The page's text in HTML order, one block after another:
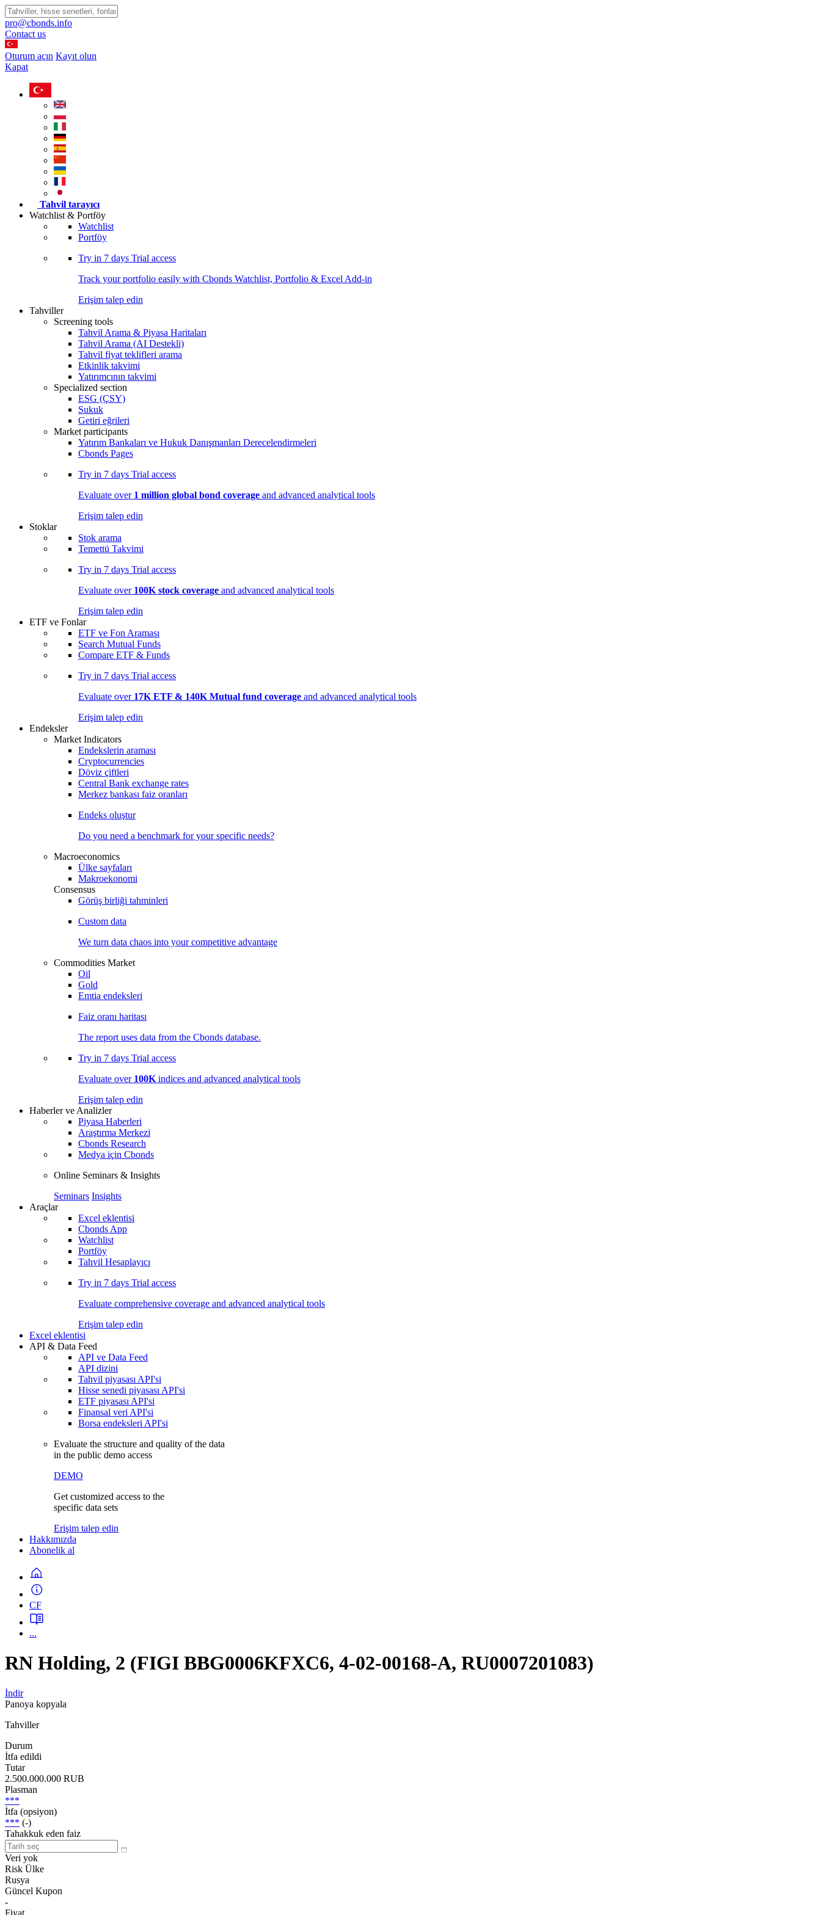
pro@cbonds.info
Contact us
Oturum açın Kayıt olun
Kapat
Tahvil tarayıcı
Watchlist & Portföy
Watchlist
Portföy
Try in 7 days Trial access
Track your portfolio easily with Cbonds Watchlist, Portfolio & Excel Add-in
Erişim talep edin
Tahviller
Screening tools
Tahvil Arama & Piyasa Haritaları
Tahvil Arama (AI Destekli)
Tahvil fiyat teklifleri arama
Etkinlik takvimi
Yatırımcının takvimi
Specialized section
ESG (ÇSY)
Sukuk
Getiri eğrileri
Market participants
Yatırım Bankaları ve Hukuk Danışmanları Derecelendirmeleri
Cbonds Pages
Try in 7 days Trial access
Evaluate over 1 million global bond coverage and advanced analytical tools
Erişim talep edin
Stoklar
Stok arama
Temettü Takvimi
Try in 7 days Trial access
Evaluate over 100K stock coverage and advanced analytical tools
Erişim talep edin
ETF ve Fonlar
ETF ve Fon Araması
Search Mutual Funds
Compare ETF & Funds
Try in 7 days Trial access
Evaluate over 17K ETF & 140K Mutual fund coverage and advanced analytical tools
Erişim talep edin
Endeksler
Market Indicators
Endekslerin araması
Cryptocurrencies
Döviz çiftleri
Central Bank exchange rates
Merkez bankası faiz oranları
Endeks oluştur
Do you need a benchmark for your specific needs?
Macroeconomics
Ülke sayfaları
Makroekonomi
Consensus
Görüş birliği tahminleri
Custom data
We turn data chaos into your competitive advantage
Commodities Market
Oil
Gold
Emtia endeksleri
Faiz oranı haritası
The report uses data from the Cbonds database.
Try in 7 days Trial access
Evaluate over 100K indices and advanced analytical tools
Erişim talep edin
Haberler ve Analizler
Piyasa Haberleri
Araştırma Merkezi
Cbonds Research
Medya için Cbonds
Online Seminars & Insights
Seminars Insights
Araçlar
Excel eklentisi
Cbonds App
Watchlist
Portföy
Tahvil Hesaplayıcı
Try in 7 days Trial access
Evaluate comprehensive coverage and advanced analytical tools
Erişim talep edin
Excel eklentisi
API & Data Feed
API ve Data Feed
API dizini
Tahvil piyasası API'si
Hisse senedi piyasası API'si
ETF piyasası API'si
Finansal veri API'si
Borsa endeksleri API'si
Evaluate the structure and quality of the data
in the public demo access
DEMO
Get customized access to the
specific data sets
Erişim talep edin
Hakkımızda
Abonelik al
CF
...
RN Holding, 2 (FIGI BBG0006KFXC6, 4-02-00168-A, RU0007201083)
İndir
Panoya kopyala
Tahviller
Durum
İtfa edildi
Tutar
2.500.000.000 RUB
Plasman
***
İtfa (opsiyon)
*** (-)
Tahakkuk eden faiz
Veri yok
Risk Ülke
Rusya
Güncel Kupon
-
Fiyat